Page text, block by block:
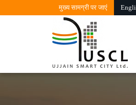
मुख्‍य सामग्री पर जाएं